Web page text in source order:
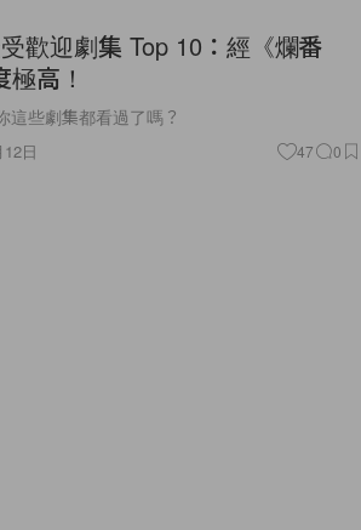
歡迎劇集 Top 10：經《爛番
高！
這些劇集都看過了嗎？
日 47 0